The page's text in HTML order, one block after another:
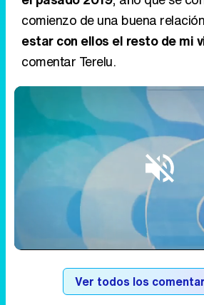
comienzo de una buena
estar con ellos el resto de mi
comentar Terelu.
Unmute
Ver todos los